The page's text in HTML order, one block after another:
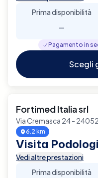
Prima disponibilità
-
Pagamento in
Scegli
Fortimed Italia srl
Via Cremasca 24 -
6.2 km
Visita
Vedi altre prestazioni
Prima disponibilità